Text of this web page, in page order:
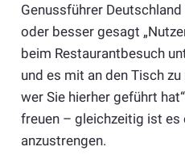
Genussführer
oder besser gesagt
beim Restaurantbesuch
und es mit an den Tisch zu
wer Sie hierher geführt
freuen – gleichzeitig ist es
anzustrengen.